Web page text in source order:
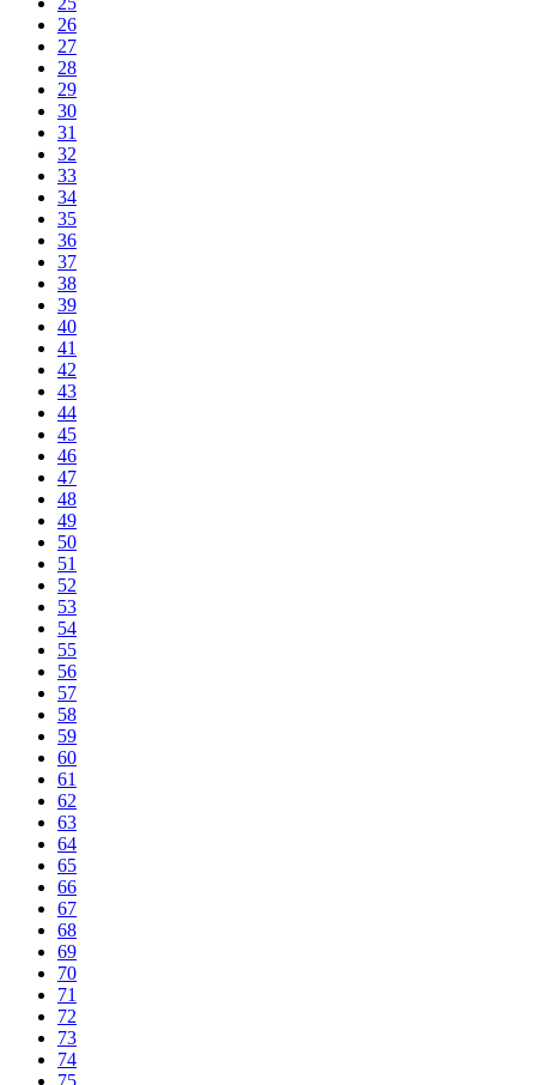
26
27
28
29
30
31
32
33
34
35
36
37
38
39
40
41
42
43
44
45
46
47
48
49
50
51
52
53
54
55
56
57
58
59
60
61
62
63
64
65
66
67
68
69
70
71
72
73
74
75